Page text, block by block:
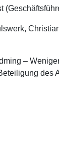
–
des